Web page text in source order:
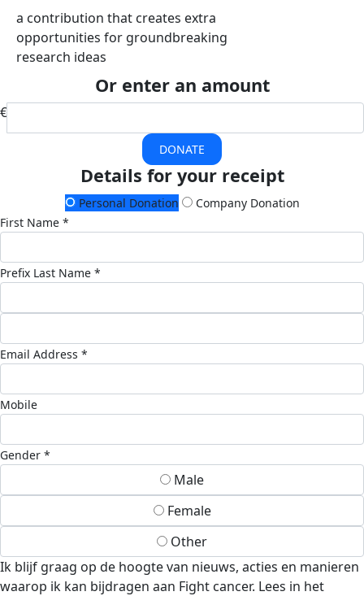
a contribution that creates extra
opportunities for groundbreaking
research ideas
Or enter an amount
€
DONATE
Details for your receipt
Personal Donation
Company Donation
First Name *
Prefix Last Name *
Email Address *
Mobile
Gender *
Male
Female
Other
Ik blijf graag op de hoogte van nieuws, acties en manieren
waarop ik kan bijdragen aan Fight cancer. Lees in het